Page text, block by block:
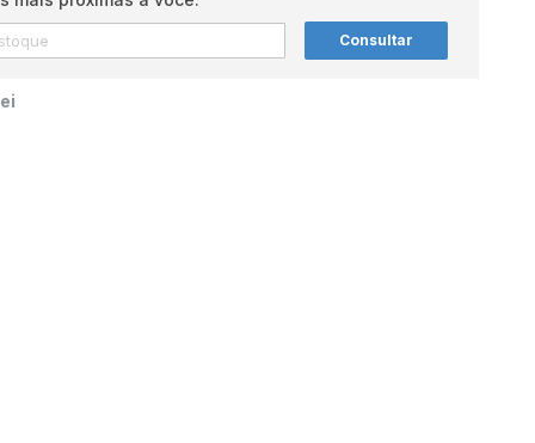
Consultar